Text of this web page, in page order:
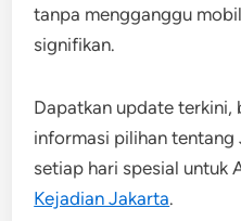
tanpa mengganggu
signifikan.
Dapatkan update
informasi pilihan tentang
setiap hari spesial untuk
Kejadian Jakarta.